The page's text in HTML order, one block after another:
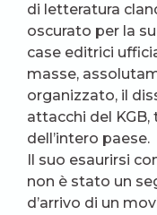
di letteratura
oscurato per la
case editrici
masse,
organizzato, il
attacchi del
dell’intero paese.
Il suo esaurirsi
non è stato un
d’arrivo di un